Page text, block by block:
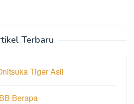
Terbaru
Tiger Asli
Berapa